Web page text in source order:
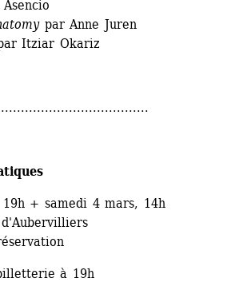
par Anne Juren
Itziar Okariz
+ samedi 4 mars, 14h
à 19h